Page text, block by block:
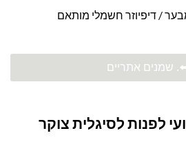
/ דיפיוזר חשמלי מותאם
שמנים אתריים
לפנות לסיגלית צוקר